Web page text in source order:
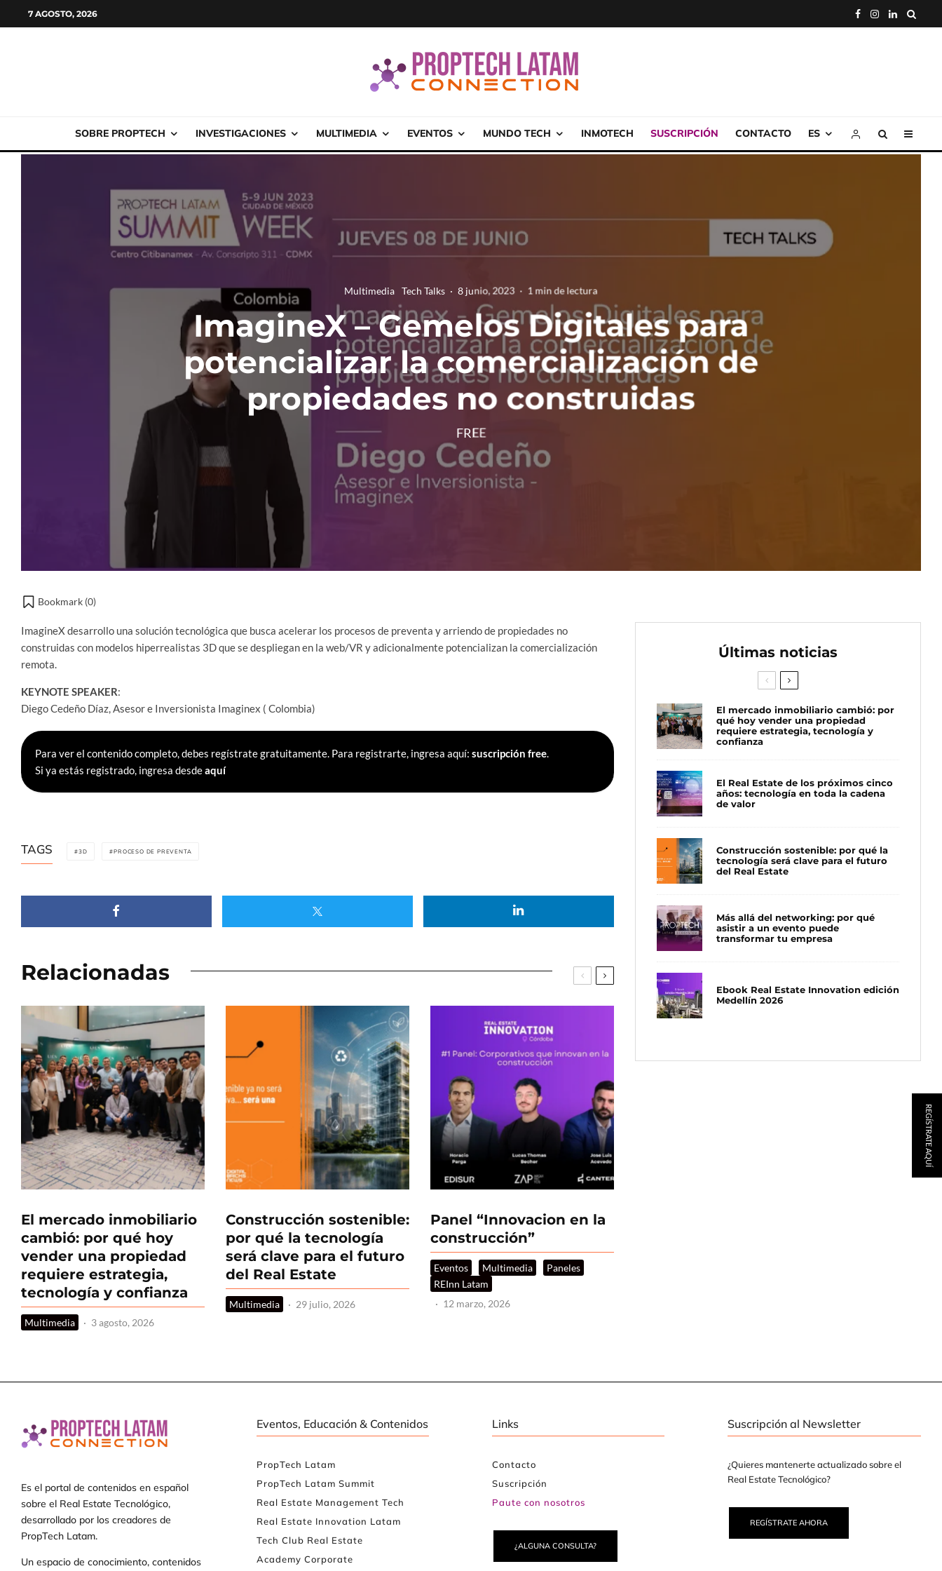
7 AGOSTO, 2026
SOBRE PROPTECH INVESTIGACIONES MULTIMEDIA EVENTOS MUNDO TECH INMOTECH SUSCRIPCIÓN CONTACTO ES
Multimedia Tech Talks · 8 junio, 2023 · 1 min de lectura
ImagineX – Gemelos Digitales para
potencializar la comercialización de
propiedades no construidas
FREE
Bookmark (0)
ImagineX desarrollo una solución tecnológica que busca acelerar los procesos de preventa y arriendo de propiedades no
construidas con modelos hiperrealistas 3D que se despliegan en la web/VR y adicionalmente potencializan la comercialización
remota.
KEYNOTE SPEAKER:
Diego Cedeño Díaz, Asesor e Inversionista Imaginex ( Colombia)
Para ver el contenido completo, debes regístrate gratuitamente. Para registrarte, ingresa aquí: suscripción free.
Si ya estás registrado, ingresa desdeaquí
TAGS 3D PROCESO DE PREVENTA
Relacionadas
El mercado inmobiliario
cambió: por qué hoy
vender una propiedad
requiere estrategia,
tecnología y confianza
Multimedia · 3 agosto, 2026
Construcción sostenible:
por qué la tecnología
será clave para el futuro
del Real Estate
Multimedia · 29 julio, 2026
Panel “Innovacion en la
construcción”
Eventos Multimedia
Paneles
REInn Latam
· 12 marzo, 2026
Últimas noticias
El mercado inmobiliario cambió: por
qué hoy vender una propiedad
requiere estrategia, tecnología y
confianza
El Real Estate de los próximos cinco
años: tecnología en toda la cadena
de valor
Construcción sostenible: por qué la
tecnología será clave para el futuro
del Real Estate
Más allá del networking: por qué
asistir a un evento puede
transformar tu empresa
Ebook Real Estate Innovation edición
Medellín 2026
Es el portal de contenidos en español
sobre el Real Estate Tecnológico,
desarrollado por los creadores de
PropTech Latam.
Un espacio de conocimiento, contenidos
Eventos, Educación & Contenidos
PropTech Latam
PropTech Latam Summit
Real Estate Management Tech
Real Estate Innovation Latam
Tech Club Real Estate
Academy Corporate
Links
Contacto
Suscripción
Paute con nosotros
¿ALGUNA CONSULTA?
Suscripción al Newsletter
¿Quieres mantenerte actualizado sobre el
Real Estate Tecnológico?
REGÍSTRATE AHORA
REGÍSTRATE AQUÍ